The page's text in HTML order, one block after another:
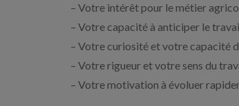
– Votre intérêt pour le métier
– Votre capacité à anticiper le
– Votre curiosité et votre capacité
– Votre rigueur et votre sens du
– Votre motivation à évoluer